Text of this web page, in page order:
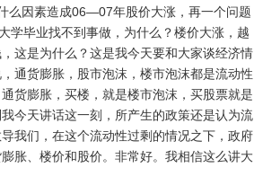
么因素造成06—07年股价大涨，再一个问题
学毕业找不到事做，为什么？楼价大涨，越
这是为什么？这是我今天要和大家谈经济情
通货膨胀，股市泡沫，楼市泡沫都是流动性
货膨胀，买楼，就是楼市泡沫，买股票就是
今天讲话这一刻，所产生的政策还是认为流
我们，在这个流动性过剩的情况之下，政府
胀、楼价和股价。非常好。我相信这么讲大